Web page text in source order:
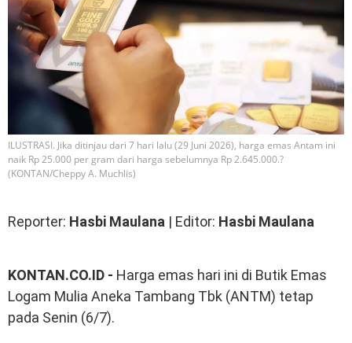
ILUSTRASI. Jika ditinjau dari 7 hari lalu (29 Juni 2026), harga emas Antam ini
naik Rp 25.000 per gram dari harga sebelumnya Rp 2.645.000.?
(KONTAN/Cheppy A. Muchlis)
Reporter: Hasbi Maulana | Editor: Hasbi Maulana
KONTAN.CO.ID - Harga emas hari ini di Butik Emas
Logam Mulia Aneka Tambang Tbk (ANTM) tetap
pada Senin (6/7).